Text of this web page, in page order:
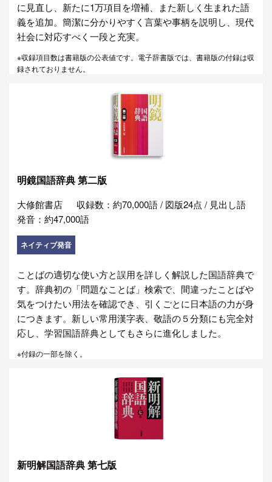
に見直し、新たに1万項目を増補、また新しく生まれた語
義を追加。簡潔に分かりやすく言葉や事柄を説明し、現代
社会に対応すべく一段と充実。
※収録項目数は書籍版の公表値です。電子辞書版では、書籍版の付録は収
録されておりません。
明鏡国語辞典 第二版
大修館書店
収録数：約70,000語 / 図版24点 / 見出し語
発音：約47,000語
ネイティブ発音
ことばの適切な使い方と誤用を詳しく解説した国語辞典で
す。辞典初の「問題なことば」検索で、間違ったことばや
気をつけたい用法を確認でき、引くごとに日本語の力が身
につきます。新しい常用漢字表、敬語の５分類にも完全対
応し、学習国語辞典としてもさらに進化しました。
※付録の一部を除く。
新明解国語辞典 第七版